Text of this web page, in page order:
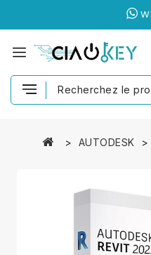
AUTODESK